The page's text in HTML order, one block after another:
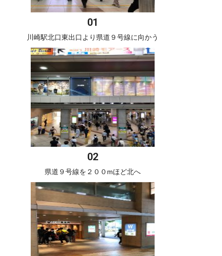
川崎駅北口東出口より県道９号線に向かう
県道９号線を２００mほど北へ